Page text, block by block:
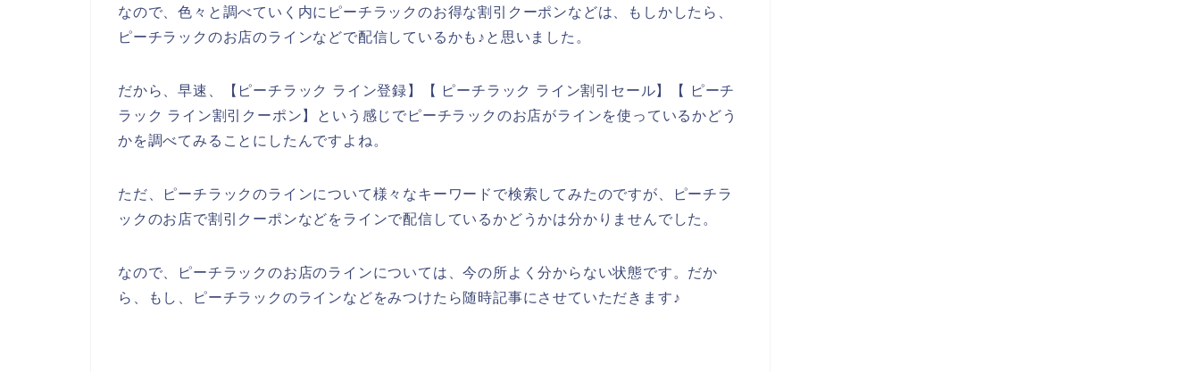
なので、色々と調べていく内にピーチラックのお得な割引クーポンなどは、もしかしたら、
ピーチラックのお店のラインなどで配信しているかも♪と思いました。
だから、早速、【ピーチラック ライン登録】【 ピーチラック ライン割引セール】【 ピーチ
ラック ライン割引クーポン】という感じでピーチラックのお店がラインを使っているかどう
かを調べてみることにしたんですよね。
ただ、ピーチラックのラインについて様々なキーワードで検索してみたのですが、ピーチラ
ックのお店で割引クーポンなどをラインで配信しているかどうかは分かりませんでした。
なので、ピーチラックのお店のラインについては、今の所よく分からない状態です。だか
ら、もし、ピーチラックのラインなどをみつけたら随時記事にさせていただきます♪